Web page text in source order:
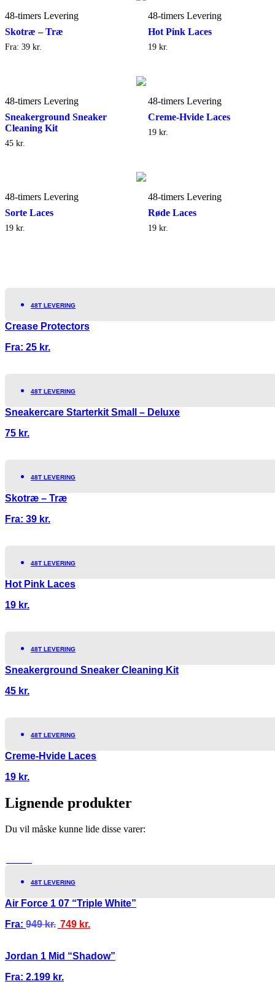
48-timers Levering
Skotræ – Træ
Fra: 39 kr.
48-timers Levering
Hot Pink Laces
19 kr.
48-timers Levering
Sneakerground Sneaker
Cleaning Kit
45 kr.
48-timers Levering
Creme-Hvide Laces
19 kr.
48-timers Levering
Sorte Laces
19 kr.
48-timers Levering
Røde Laces
19 kr.
48T LEVERING
Crease Protectors
Fra: 25 kr.
48T LEVERING
Sneakercare Starterkit Small – Deluxe
75 kr.
48T LEVERING
Skotræ – Træ
Fra: 39 kr.
48T LEVERING
Hot Pink Laces
19 kr.
48T LEVERING
Sneakerground Sneaker Cleaning Kit
45 kr.
48T LEVERING
Creme-Hvide Laces
19 kr.
Lignende produkter
Du vil måske kunne lide disse varer:
48T LEVERING
Air Force 1 07 “Triple White”
Fra: 949kr. 749 kr.
Jordan 1 Mid “Shadow”
Fra: 2.199 kr.